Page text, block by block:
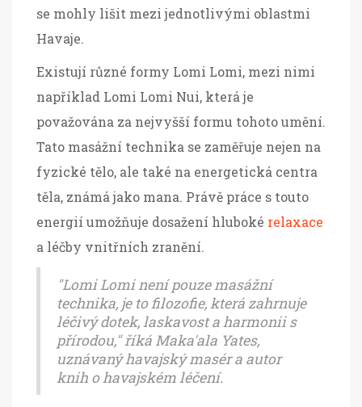
se mohly lišit mezi jednotlivými oblastmi
Havaje.
Existují různé formy Lomi Lomi, mezi nimi
například Lomi Lomi Nui, která je
považována za nejvyšší formu tohoto umění.
Tato masážní technika se zaměřuje nejen na
fyzické tělo, ale také na energetická centra
těla, známá jako mana. Právě práce s touto
energií umožňuje dosažení hluboké relaxace
a léčby vnitřních zranění.
"Lomi Lomi není pouze masážní
technika, je to filozofie, která zahrnuje
léčivý dotek, laskavost a harmonii s
přírodou," říká Maka'ala Yates,
uznávaný havajský masér a autor
knih o havajském léčení.